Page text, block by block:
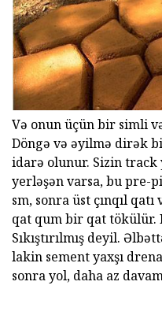
Və onun üçün bir simli
Döngə və əyilmə dirək
idarə olunur. Sizin
yerləşən varsa, bu pre-
sm, sonra üst çınqıl
qat qum bir qat tökülür.
Sıkıştırılmış deyil.
lakin sement yaxşı
sonra yol, daha az